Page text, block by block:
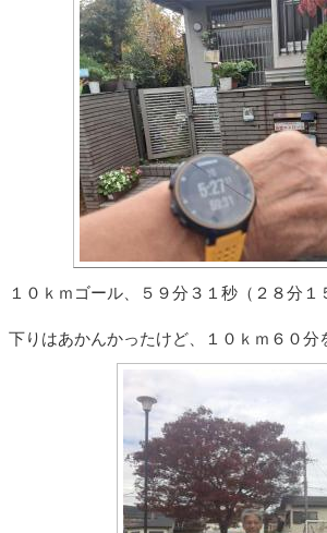
１０ｋｍゴール、５９分３１秒（２８分１
下りはあかんかったけど、１０ｋｍ６０分